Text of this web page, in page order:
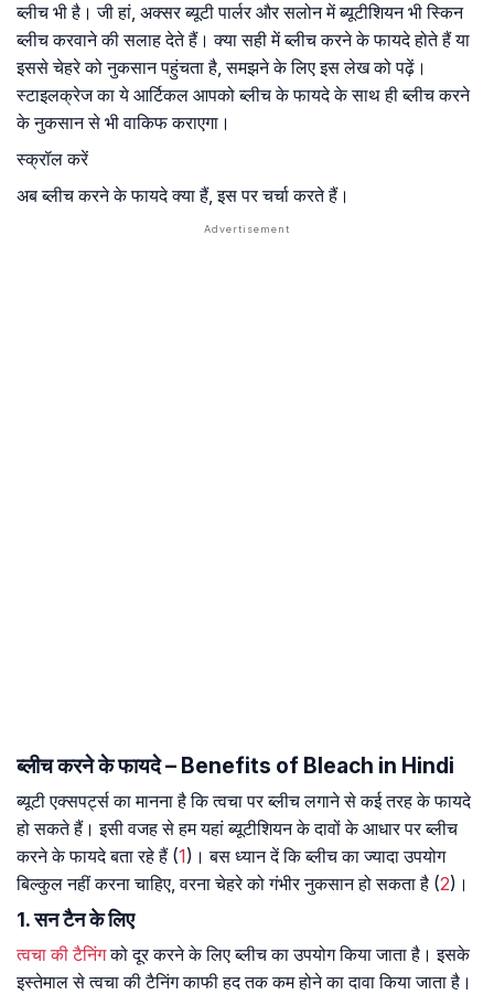
ब्लीच भी है। जी हां, अक्सर ब्यूटी पार्लर और सलोन में ब्यूटीशियन भी स्किन
ब्लीच करवाने की सलाह देते हैं। क्या सही में ब्लीच करने के फायदे होते हैं या
इससे चेहरे को नुकसान पहुंचता है, समझने के लिए इस लेख को पढ़ें।
स्टाइलक्रेज का ये आर्टिकल आपको ब्लीच के फायदे के साथ ही ब्लीच करने
के नुकसान से भी वाकिफ कराएगा।
स्क्रॉल करें
अब ब्लीच करने के फायदे क्या हैं, इस पर चर्चा करते हैं।
ब्लीच करने के फायदे – Benefits of Bleach in Hindi
ब्यूटी एक्सपर्ट्स का मानना है कि त्वचा पर ब्लीच लगाने से कई तरह के फायदे
हो सकते हैं। इसी वजह से हम यहां ब्यूटीशियन के दावों के आधार पर ब्लीच
करने के फायदे बता रहे हैं (1)। बस ध्यान दें कि ब्लीच का ज्यादा उपयोग
बिल्कुल नहीं करना चाहिए, वरना चेहरे को गंभीर नुकसान हो सकता है (2)।
1. सन टैन के लिए
त्वचा की टैनिंगको दूर करने के लिए ब्लीच का उपयोग किया जाता है। इसके
इस्तेमाल से त्वचा की टैनिंग काफी हद तक कम होने का दावा किया जाता है।